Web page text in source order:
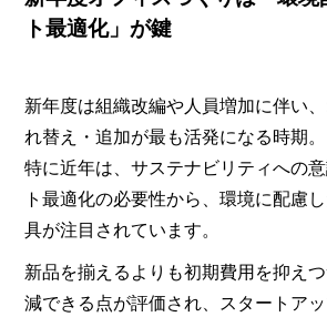
ト最適化」が鍵
新年度は組織改編や人員増加に伴い
れ替え・追加が最も活発になる時期。
特に近年は、サステナビリティへの
ト最適化の必要性から、環境に配慮
具が注目されています。
新品を揃えるよりも初期費用を抑え
減できる点が評価され、スタートア